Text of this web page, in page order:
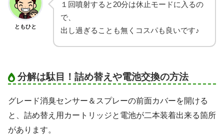
ともひと
１回噴射すると20分は休止モードに入るの
で、
出し過ぎることも無くコスパも良いです♪
分解は駄目！詰め替えや電池交換の方法
グレード消臭センサー＆スプレーの前面カバーを開ける
と、詰め替え用カートリッジと電池が二本装着出来る箇所
があります。